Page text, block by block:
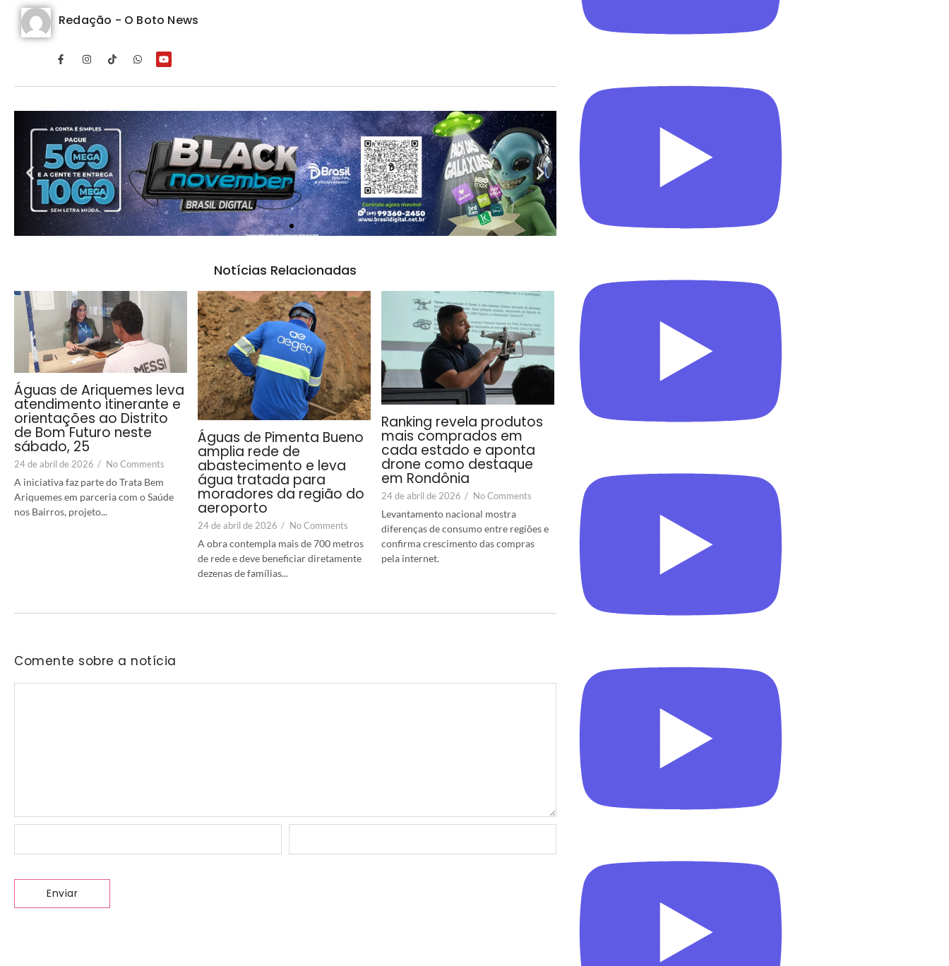
Redação - O Boto News
Notícias Relacionadas
Águas de Ariquemes leva
atendimento itinerante e
orientações ao Distrito
de Bom Futuro neste
sábado, 25
24 de abril de 2026 / No Comments
A iniciativa faz parte do Trata Bem
Ariquemes em parceria com o Saúde
nos Bairros, projeto...
Águas de Pimenta Bueno
amplia rede de
abastecimento e leva
água tratada para
moradores da região do
aeroporto
24 de abril de 2026 / No Comments
A obra contempla mais de 700 metros
de rede e deve beneficiar diretamente
dezenas de famílias...
Ranking revela produtos
mais comprados em
cada estado e aponta
drone como destaque
em Rondônia
24 de abril de 2026 / No Comments
Levantamento nacional mostra
diferenças de consumo entre regiões e
confirma crescimento das compras
pela internet.
Comente sobre a notícia